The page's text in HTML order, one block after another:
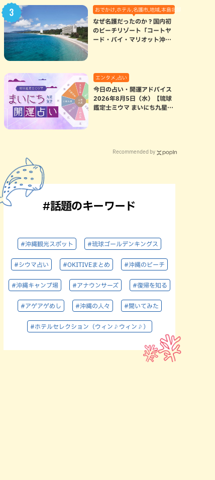
おでかけ,ホテル,名護市,地域,本島北部
なぜ名護だったのか？国内初
のビーチリゾート「コートヤ
ード・バイ・マリオット沖縄
エンタメ,占い
今日の占い・開運アドバイス
2026年8月5日（水）【琉球
鑑定士ミウマ まいにち九星気
Recommended by
#話題のキーワード
#沖縄観光スポット #琉球ゴールデンキングス
#シウマ占い #OKITIVEまとめ #沖縄のビーチ
#沖縄キャンプ場 #アナウンサーズ #復帰を知る
#アゲアゲめし #沖縄の人々 #聞いてみた
#ホテルセレクション（ウィン♪ウィン♪）